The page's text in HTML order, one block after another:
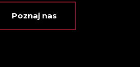
Poznaj nas